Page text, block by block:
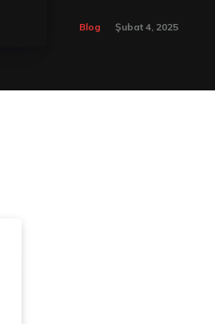
Blog Şubat 4, 2025